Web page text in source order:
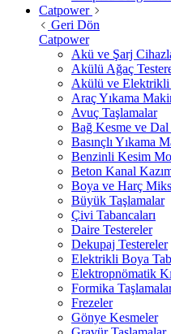
Catpower
Geri Dön
Catpower
Akü ve Şarj
Akülü Ağaç
Akülü ve Elektrikli
Araç Yıkama
Avuç Taşlamalar
Bağ Kesme ve
Basınçlı Yıkama
Benzinli Kesim
Beton Kanal
Boya ve Harç
Büyük Taşlamalar
Çivi Tabancaları
Daire Testereler
Dekupaj Testereler
Elektrikli Boya
Elektropnömatik
Formika
Frezeler
Gönye Kesmeler